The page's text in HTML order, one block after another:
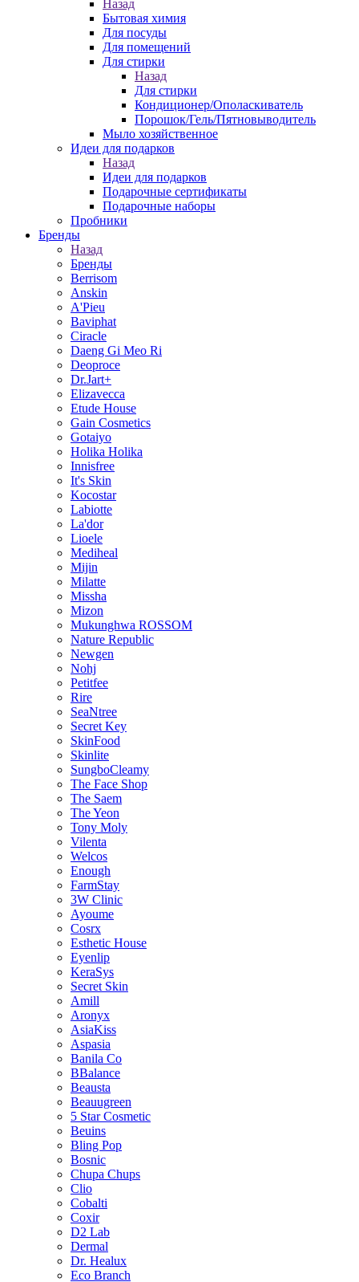
Назад
Бытовая химия
Для посуды
Для помещений
Для стирки
Назад
Для стирки
Кондиционер/Ополаскиватель
Порошок/Гель/Пятновыводитель
Мыло хозяйственное
Идеи для подарков
Назад
Идеи для подарков
Подарочные сертификаты
Подарочные наборы
Пробники
Бренды
Назад
Бренды
Berrisom
Anskin
A'Pieu
Baviphat
Ciracle
Daeng Gi Meo Ri
Deoproce
Dr.Jart+
Elizavecca
Etude House
Gain Cosmetics
Gotaiyo
Holika Holika
Innisfree
It's Skin
Kocostar
Labiotte
La'dor
Lioele
Mediheal
Mijin
Milatte
Missha
Mizon
Mukunghwa ROSSOM
Nature Republic
Newgen
Nohj
Petitfee
Rire
SeaNtree
Secret Key
SkinFood
Skinlite
SungboCleamy
The Face Shop
The Saem
The Yeon
Tony Moly
Vilenta
Welcos
Enough
FarmStay
3W Clinic
Ayoume
Cosrx
Esthetic House
Eyenlip
KeraSys
Secret Skin
Amill
Aronyx
AsiaKiss
Aspasia
Banila Co
BBalance
Beausta
Beauugreen
5 Star Cosmetic
Beuins
Bling Pop
Bosnic
Chupa Chups
Clio
Cobalti
Coxir
D2 Lab
Dermal
Dr. Healux
Eco Branch